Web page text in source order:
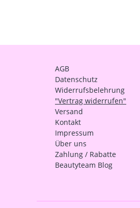
AGB
Datenschutz
Widerrufsbelehrung
"Vertrag widerrufen"
Versand
Kontakt
Impressum
Über uns
Zahlung / Rabatte
Beautyteam Blog